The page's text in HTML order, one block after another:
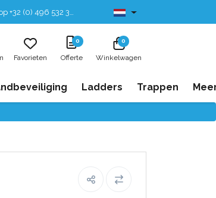
(0) 496 532 330 Leverbaar uit voorraad
Favorieten
0
Offerte
0
Winkelwagen
Ladders Trappen